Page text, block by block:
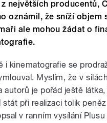
největších producentů,
oznámil, že sníží objem
ale mohou žádat o
i kinematografie se
Myslím, že v
autorů je pořád ještě
stát při realizaci tolik
v ranním vysílání